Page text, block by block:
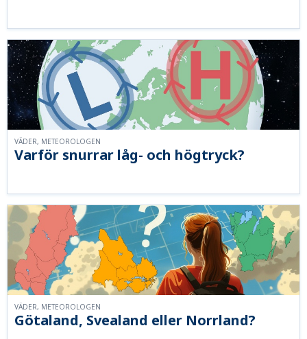
Varför snurrar låg- och högtryck?
VÄDER, METEOROLOGEN
Götaland, Svealand eller Norrland?
VÄDER, METEOROLOGEN